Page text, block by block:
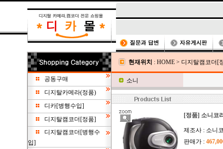
공동구매
디지탈카메라(정품)
디카[병행수입]
디지탈캠코더[정품]
디지탈캠코더[병행수
입]
현재위치 : HOME > 디지탈캠코더[
소니
[정품] 소니코
제조사 : 소니
판매가 :